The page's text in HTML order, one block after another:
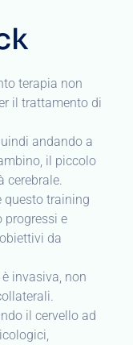
terapia non
il trattamento di
andando a
il piccolo
cerebrale.
questo training
progressi e
da
invasiva, non
il cervello ad